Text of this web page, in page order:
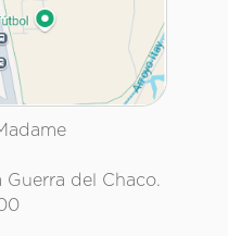
Guerra del Chaco.